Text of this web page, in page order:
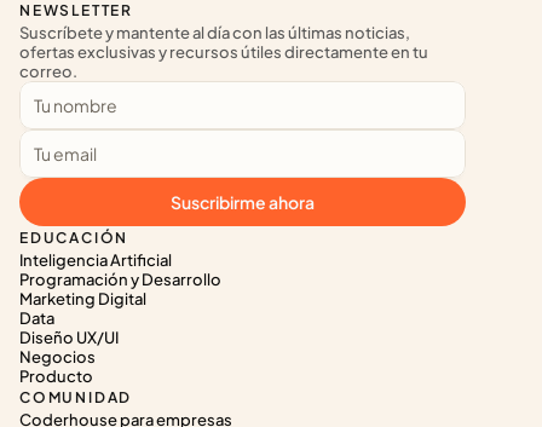
EDUCACIÓN
Inteligencia Artificial
Programación y Desarrollo
Marketing Digital
Data
Diseño UX/UI
Negocios
Producto
COMUNIDAD
Coderhouse para empresas
NEWSLETTER
Suscríbete y mantente al día con las últimas noticias,
ofertas exclusivas y recursos útiles directamente en tu
correo.
Suscribirme ahora